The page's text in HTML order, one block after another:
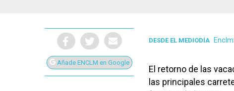
Añade ENCLM en Google
DESDE EL MEDIODÍA Enclm
El retorno de las
las principales